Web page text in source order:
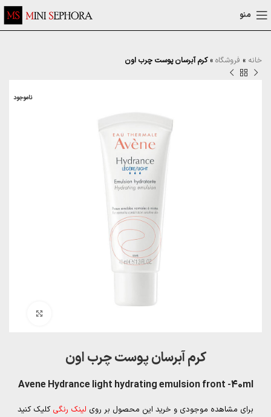
منو
خانه » فروشگاه »کرم آبرسان پوست چرب اون
ناموجود
کرم آبرسان پوست چرب اون
Avene Hydrance light hydrating emulsion front -40ml
برای مشاهده موجودی و خرید این محصول بر روی لینک رنگی کلیک کنید